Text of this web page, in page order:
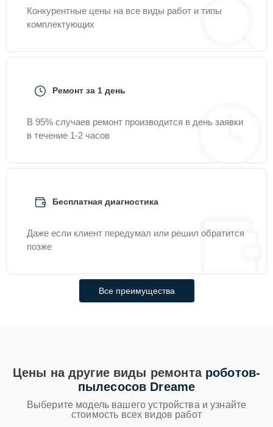
Конкурентные цены на все виды работ и типы
комплектующих
Ремонт за 1 день
В 95% случаев ремонт производится в день заявки
в течение 1-2 часов
Бесплатная диагностика
Даже если клиент передумал или решил обратится
позже
Все преимущества
Цены на другие виды ремонта роботов-
пылесосов Dreame
Выберите модель вашего устройства и узнайте
стоимость всех видов работ